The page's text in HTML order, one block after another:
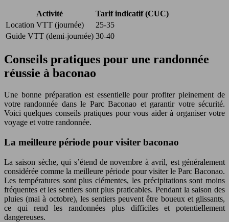
Activité
Tarif indicatif (CUC)
Location VTT (journée)
25-35
Guide VTT (demi-journée) 30-40
Conseils pratiques pour une randonnée
réussie à baconao
Une bonne préparation est essentielle pour profiter pleinement de
votre randonnée dans le Parc Baconao et garantir votre sécurité.
Voici quelques conseils pratiques pour vous aider à organiser votre
voyage et votre randonnée.
La meilleure période pour visiter baconao
La saison sèche, qui s’étend de novembre à avril, est généralement
considérée comme la meilleure période pour visiter le Parc Baconao.
Les températures sont plus clémentes, les précipitations sont moins
fréquentes et les sentiers sont plus praticables. Pendant la saison des
pluies (mai à octobre), les sentiers peuvent être boueux et glissants,
ce qui rend les randonnées plus difficiles et potentiellement
dangereuses.